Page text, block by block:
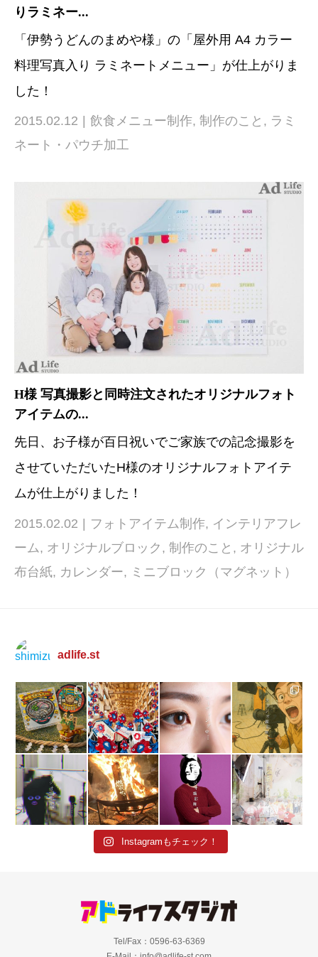
りラミネー...
「伊勢うどんのまめや様」の「屋外用 A4 カラー
料理写真入り ラミネートメニュー」が仕上がりま
した！
2015.02.12 飲食メニュー制作, 制作のこと , ラミ
ネート・パウチ加工
H様 写真撮影と同時注文されたオリジナルフォト
アイテムの...
先日、お子様が百日祝いでご家族での記念撮影を
させていただいたH様のオリジナルフォトアイテ
ムが仕上がりました！
2015.02.02 フォトアイテム制作, インテリアフレ
ーム, オリジナルブロック , 制作のこと , オリジナル
布台紙, カレンダー, ミニブロック（マグネット）
adlife.st
Instagramもチェック！
Tel/Fax：0596-63-6369